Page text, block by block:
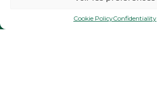
Cookie PolicyConfidentiality